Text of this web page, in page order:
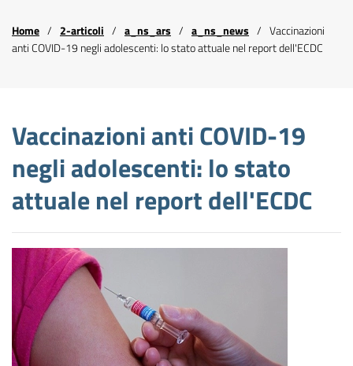
Home 2-articoli a_ns_ars a_ns_news
Vaccinazioni
anti COVID-19 negli adolescenti: lo stato attuale nel report dell'ECDC
Vaccinazioni anti COVID-19
negli adolescenti: lo stato
attuale nel report dell'ECDC